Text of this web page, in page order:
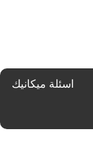
اسئلة ميكانيك